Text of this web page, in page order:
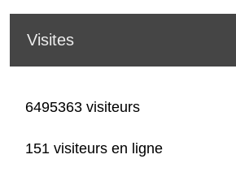
Visites
6495363 visiteurs
151 visiteurs en ligne